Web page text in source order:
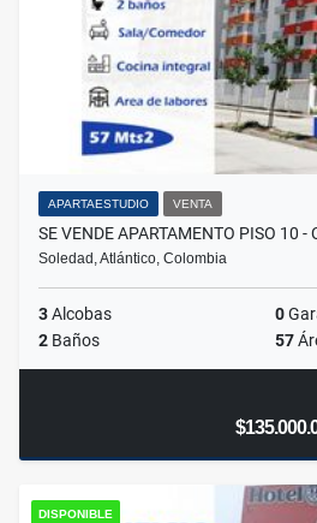
APARTAESTUDIO VENTA
SE VENDE APARTAMENTO PISO 10 -
Soledad, Atlántico, Colombia
3Alcobas 0
2 Baños 57
DISPONIBLE